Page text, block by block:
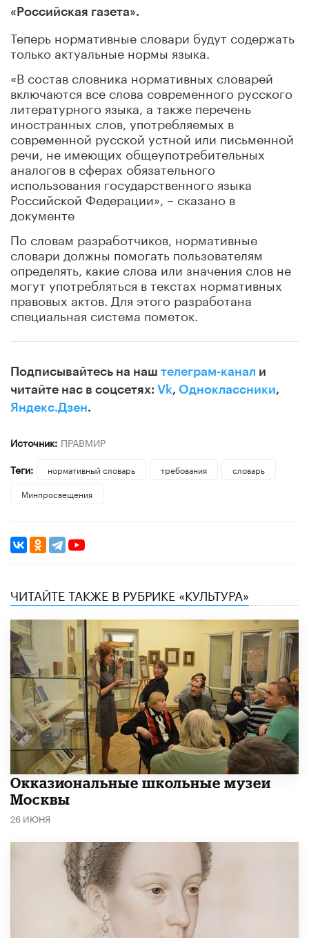
«Российская газета».
Теперь нормативные словари будут содержать
только актуальные нормы языка.
«В состав словника нормативных словарей
включаются все слова современного русского
литературного языка, а также перечень
иностранных слов, употребляемых в
современной русской устной или письменной
речи, не имеющих общеупотребительных
аналогов в сферах обязательного
использования государственного языка
Российской Федерации», – сказано в
документе
По словам разработчиков, нормативные
словари должны помогать пользователям
определять, какие слова или значения слов не
могут употребляться в текстах нормативных
правовых актов. Для этого разработана
специальная система пометок.
Подписывайтесь на наш телеграм-канал и
читайте нас в соцсетях: Vk, Одноклассники,
Яндекс.Дзен.
Источник: ПРАВМИР
Теги:
нормативный словарь требования
словарь
Минпросвещения
ЧИТАЙТЕ ТАКЖЕ В РУБРИКЕ «КУЛЬТУРА»
​Окказиональные школьные музеи
Москвы
26 ИЮНЯ